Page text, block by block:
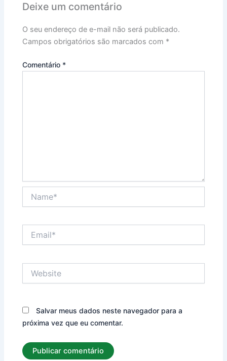
Deixe um comentário
O seu endereço de e-mail não será publicado.
Campos obrigatórios são marcados com *
Comentário *
Salvar meus dados neste navegador para a
próxima vez que eu comentar.